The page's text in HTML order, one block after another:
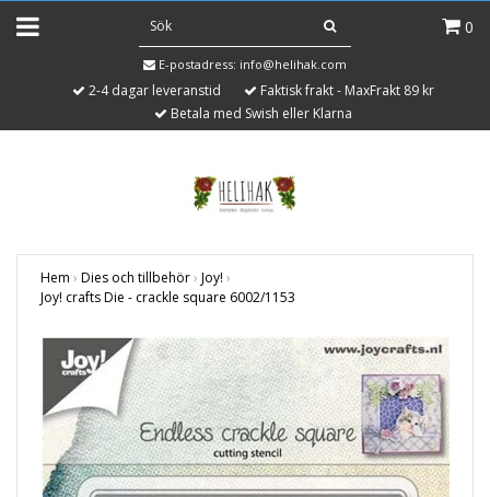
0
E-postadress: info@helihak.com
2-4 dagar leveranstid
Faktisk frakt - MaxFrakt 89 kr
Betala med Swish eller Klarna
Hem › Dies och tillbehör› Joy! ›
Joy! crafts Die - crackle square 6002/1153